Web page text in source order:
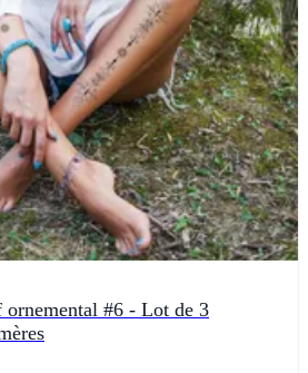
ornemental #6 - Lot de 3